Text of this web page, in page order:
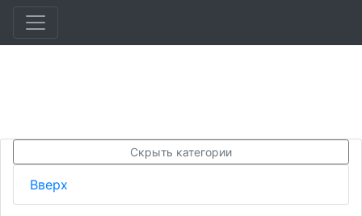
Скрыть категории
Вверх